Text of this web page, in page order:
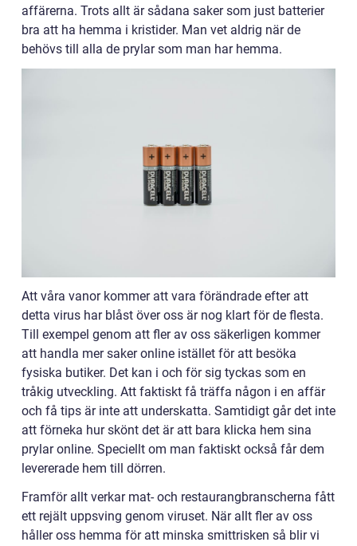
affärerna. Trots allt är sådana saker som just batterier
bra att ha hemma i kristider. Man vet aldrig när de
behövs till alla de prylar som man har hemma.
Att våra vanor kommer att vara förändrade efter att
detta virus har blåst över oss är nog klart för de flesta.
Till exempel genom att fler av oss säkerligen kommer
att handla mer saker online istället för att besöka
fysiska butiker. Det kan i och för sig tyckas som en
tråkig utveckling. Att faktiskt få träffa någon i en affär
och få tips är inte att underskatta. Samtidigt går det inte
att förneka hur skönt det är att bara klicka hem sina
prylar online. Speciellt om man faktiskt också får dem
levererade hem till dörren.
Framför allt verkar mat- och restaurangbranscherna fått
ett rejält uppsving genom viruset. När allt fler av oss
håller oss hemma för att minska smittrisken så blir vi